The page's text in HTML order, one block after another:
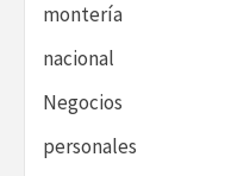
montería
nacional
Negocios
personales